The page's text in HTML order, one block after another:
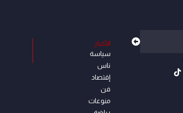
الأخبار
سياسة
ناس
إقتصاد
فن
منوعات